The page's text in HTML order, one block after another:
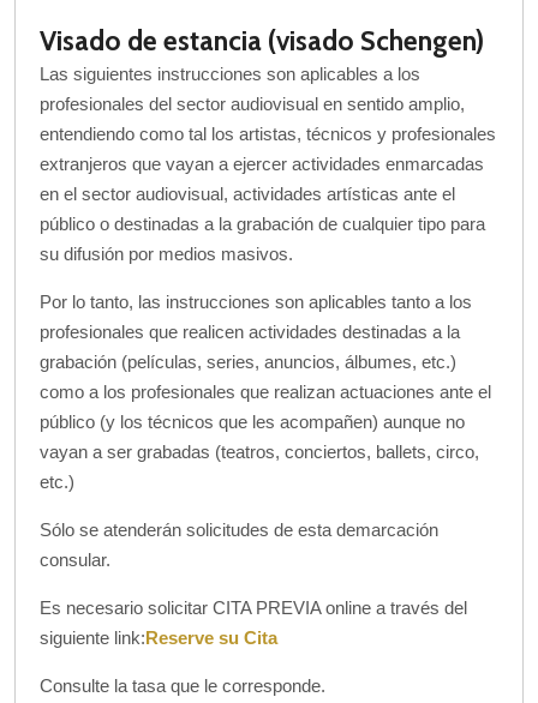
Visado de estancia (visado Schengen)
Las siguientes instrucciones son aplicables a los
profesionales del sector audiovisual en sentido amplio,
entendiendo como tal los artistas, técnicos y profesionales
extranjeros que vayan a ejercer actividades enmarcadas
en el sector audiovisual, actividades artísticas ante el
público o destinadas a la grabación de cualquier tipo para
su difusión por medios masivos.
Por lo tanto, las instrucciones son aplicables tanto a los
profesionales que realicen actividades destinadas a la
grabación (películas, series, anuncios, álbumes, etc.)
como a los profesionales que realizan actuaciones ante el
público (y los técnicos que les acompañen) aunque no
vayan a ser grabadas (teatros, conciertos, ballets, circo,
etc.)
Sólo se atenderán solicitudes de esta demarcación
consular.
Es necesario solicitar CITA PREVIA online a través del
siguiente link:Reserve su Cita
Consulte la tasa que le corresponde.